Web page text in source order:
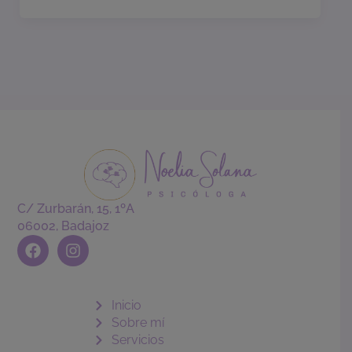
C/ Zurbarán, 15, 1ºA
06002, Badajoz
F
a
I
n
Inicio
Sobre mí
Servicios